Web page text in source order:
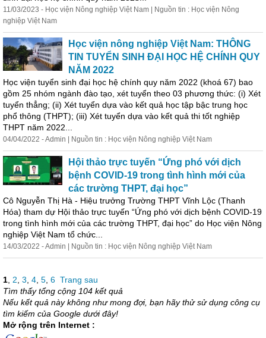
11/03/2023 - Học viện Nông nghiệp Việt Nam | Nguồn tin : Học viện Nông
nghiệp Việt Nam
Học viện nông nghiệp Việt Nam: THÔNG
TIN TUYỂN SINH ĐẠI HỌC HỆ CHÍNH QUY
NĂM 2022
Học viện tuyển sinh đại học hệ chính quy năm 2022 (khoá 67) bao
gồm 25 nhóm ngành đào tạo, xét tuyển theo 03 phương thức: (i) Xét
tuyển thẳng; (ii) Xét tuyển dựa vào kết quả học tập bậc trung học
phổ thông (THPT); (iii) Xét tuyển dựa vào kết quả thi tốt nghiệp
THPT năm 2022...
04/04/2022 - Admin | Nguồn tin : Học viện Nông nghiệp Việt Nam
Hội thảo trực tuyến “Ứng phó với dịch
bệnh COVID-19 trong tình hình mới của
các trường THPT, đại học”
Cô Nguyễn Thị Hà - Hiệu trưởng Trường THPT Vĩnh Lộc (Thanh
Hóa) tham dự Hội thảo trực tuyến “Ứng phó với dịch bệnh COVID-19
trong tình hình mới của các trường THPT, đại học” do Học viện Nông
nghiệp Việt Nam tổ chức...
14/03/2022 - Admin | Nguồn tin : Học viện Nông nghiệp Việt Nam
1 2 3 4 5 6 Trang sau
Tìm thấy tổng cộng 104 kết quả
Nếu kết quả này không như mong đợi, bạn hãy thử sử dụng công cụ
tìm kiếm của Google dưới đây!
Mở rộng trên Internet :